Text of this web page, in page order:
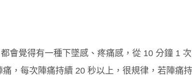
會覺得有一種下墜感、疼痛感，從 10 分鐘 1
，每次陣痛持續 20 秒以上，很規律，若陣痛